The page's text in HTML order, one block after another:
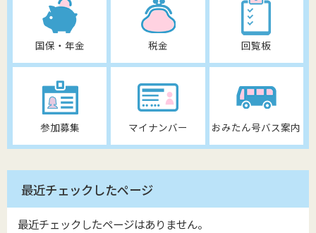
国保・年金 税金 回覧板
参加募集 マイナンバー おみたん号バス案内
最近チェックしたページ
最近チェックしたページはありません。